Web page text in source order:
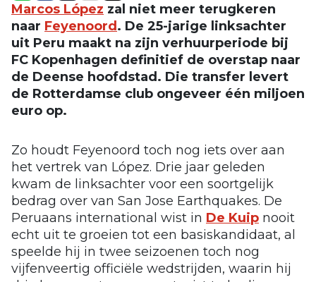
Marcos López zal niet meer terugkeren
naar Feyenoord. De 25-jarige linksachter
uit Peru maakt na zijn verhuurperiode bij
FC Kopenhagen definitief de overstap naar
de Deense hoofdstad. Die transfer levert
de Rotterdamse club ongeveer één miljoen
euro op.
Zo houdt Feyenoord toch nog iets over aan
het vertrek van López. Drie jaar geleden
kwam de linksachter voor een soortgelijk
bedrag over van San Jose Earthquakes. De
Peruaans international wist in De Kuip nooit
echt uit te groeien tot een basiskandidaat, al
speelde hij in twee seizoenen toch nog
vijfenveertig officiële wedstrijden, waarin hij